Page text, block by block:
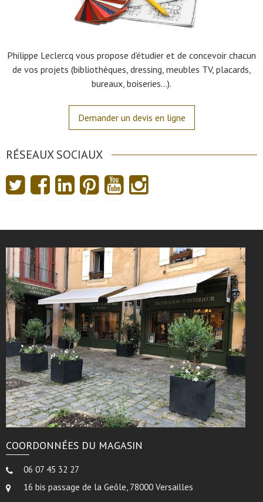
Philippe Leclercq vous propose d’étudier et de concevoir chacun
de vos projets (bibliothèques, dressing, meubles TV, placards,
bureaux, boiseries…).
Demander un devis en ligne
RÉSEAUX SOCIAUX
COORDONNÉES DU MAGASIN
06 07 45 32 27
16 bis passage de la Geôle, 78000 Versailles